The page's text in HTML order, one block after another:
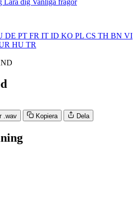
Lara dig Vanliga fragor
DE PT FR IT ID KO PL CS TH BN VI
HU TR
.wav Kopiera Dela